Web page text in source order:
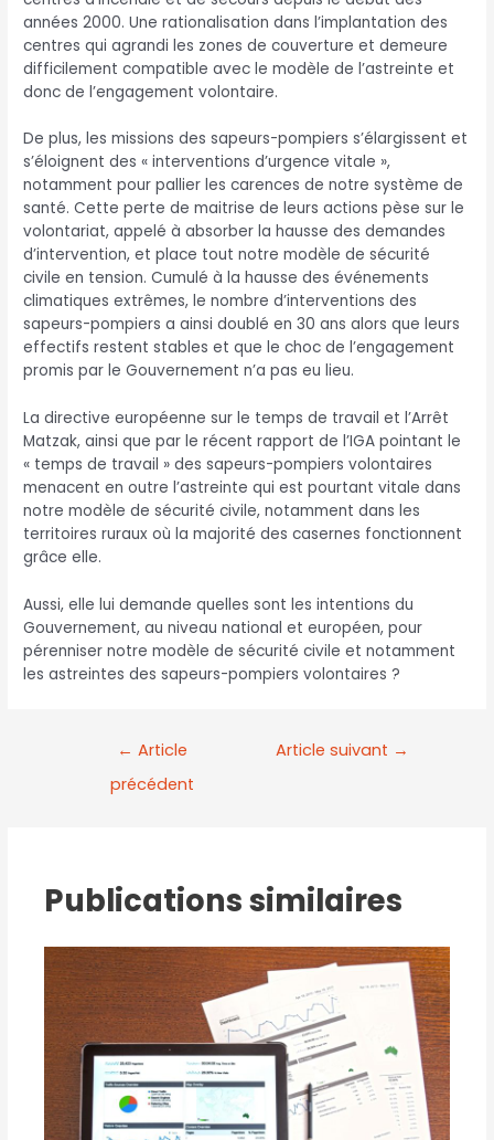
années 2000. Une rationalisation dans l’implantation des
centres qui agrandi les zones de couverture et demeure
difficilement compatible avec le modèle de l’astreinte et
donc de l’engagement volontaire.
De plus, les missions des sapeurs-pompiers s’élargissent et
s’éloignent des « interventions d’urgence vitale »,
notamment pour pallier les carences de notre système de
santé. Cette perte de maitrise de leurs actions pèse sur le
volontariat, appelé à absorber la hausse des demandes
d’intervention, et place tout notre modèle de sécurité
civile en tension. Cumulé à la hausse des événements
climatiques extrêmes, le nombre d’interventions des
sapeurs-pompiers a ainsi doublé en 30 ans alors que leurs
effectifs restent stables et que le choc de l’engagement
promis par le Gouvernement n’a pas eu lieu.
La directive européenne sur le temps de travail et l’Arrêt
Matzak, ainsi que par le récent rapport de l’IGA pointant le
« temps de travail » des sapeurs-pompiers volontaires
menacent en outre l’astreinte qui est pourtant vitale dans
notre modèle de sécurité civile, notamment dans les
territoires ruraux où la majorité des casernes fonctionnent
grâce elle.
Aussi, elle lui demande quelles sont les intentions du
Gouvernement, au niveau national et européen, pour
pérenniser notre modèle de sécurité civile et notamment
les astreintes des sapeurs-pompiers volontaires ?
← Article
précédent
Article suivant →
Publications similaires